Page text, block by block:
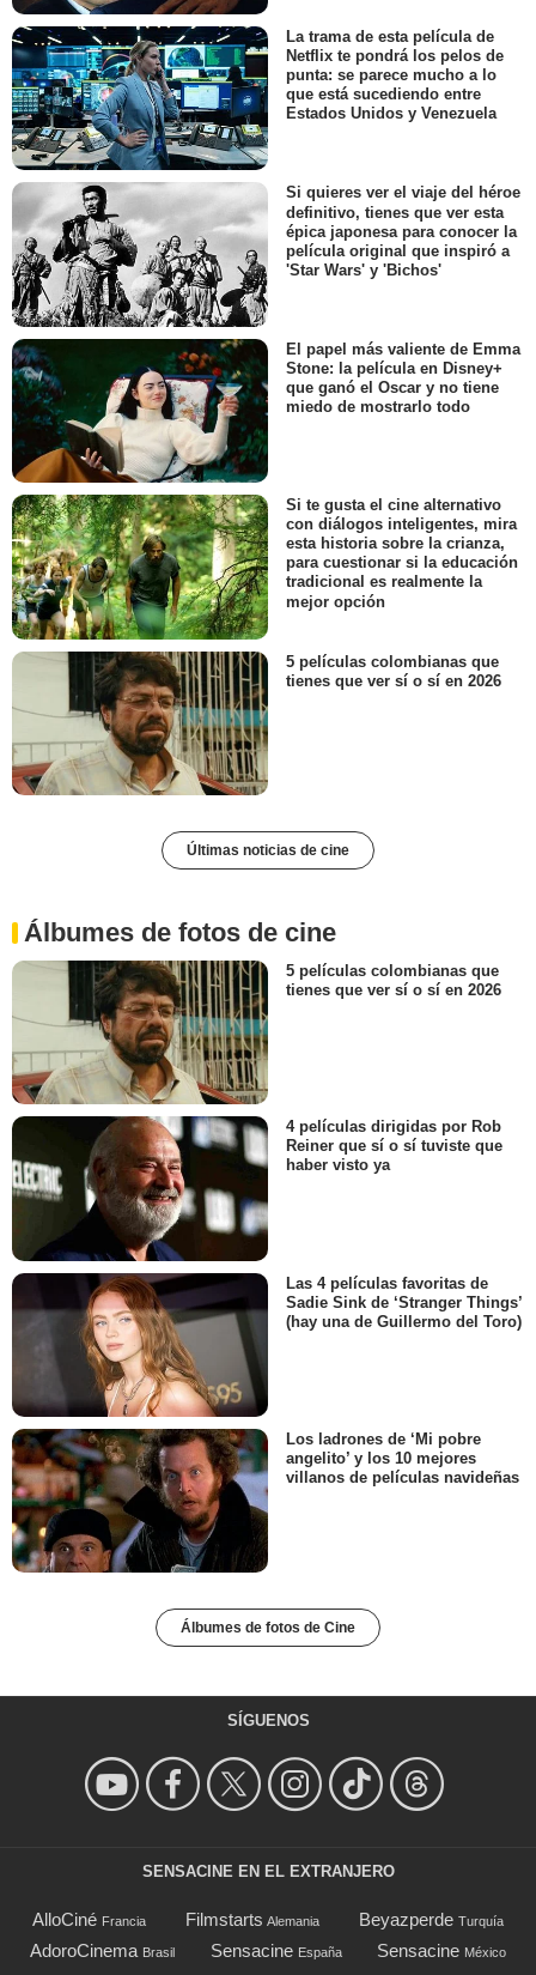
La trama de esta película de
Netflix te pondrá los pelos de
punta: se parece mucho a lo
que está sucediendo entre
Estados Unidos y Venezuela
Si quieres ver el viaje del héroe
definitivo, tienes que ver esta
épica japonesa para conocer la
película original que inspiró a
'Star Wars' y 'Bichos'
El papel más valiente de Emma
Stone: la película en Disney+
que ganó el Oscar y no tiene
miedo de mostrarlo todo
Si te gusta el cine alternativo
con diálogos inteligentes, mira
esta historia sobre la crianza,
para cuestionar si la educación
tradicional es realmente la
mejor opción
5 películas colombianas que
tienes que ver sí o sí en 2026
Últimas noticias de cine
Álbumes de fotos de cine
5 películas colombianas que
tienes que ver sí o sí en 2026
4 películas dirigidas por Rob
Reiner que sí o sí tuviste que
haber visto ya
Las 4 películas favoritas de
Sadie Sink de ‘Stranger Things’
(hay una de Guillermo del Toro)
Los ladrones de ‘Mi pobre
angelito’ y los 10 mejores
villanos de películas navideñas
Álbumes de fotos de Cine
SÍGUENOS
SENSACINE EN EL EXTRANJERO
AlloCiné Francia Filmstarts Alemania Beyazperde Turquía
AdoroCinema Brasil Sensacine España Sensacine México